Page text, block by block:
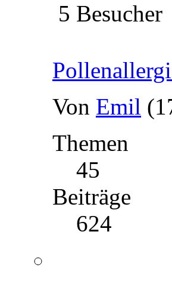
5 Besucher
Von Emil
Themen
45
Beiträge
624